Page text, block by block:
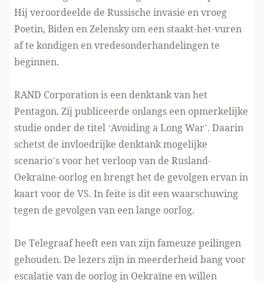
Hij veroordeelde de Russische invasie en vroeg
Poetin, Biden en Zelensky om eenstaakt-het-vuren
af te kondigen en vredesonderhandelingen te
beginnen.
RAND Corporation is een denktank van het
Pentagon. Zij publiceerde onlangs een opmerkelijke
studie onder de titel ‘Avoiding a Long War’. Daarin
schetst de invloedrijke denktank mogelijke
scenario’s voor het verloop van de Rusland-
Oekraïne-oorlog en brengt het de gevolgen ervan in
kaart voor de VS. In feite is dit een waarschuwing
tegen de gevolgen van een lange oorlog.
De Telegraaf heeft een van zijn fameuze peilingen
gehouden. De lezers zijn in meerderheid bang voor
escalatie van de oorlog in Oekraïne enwillen